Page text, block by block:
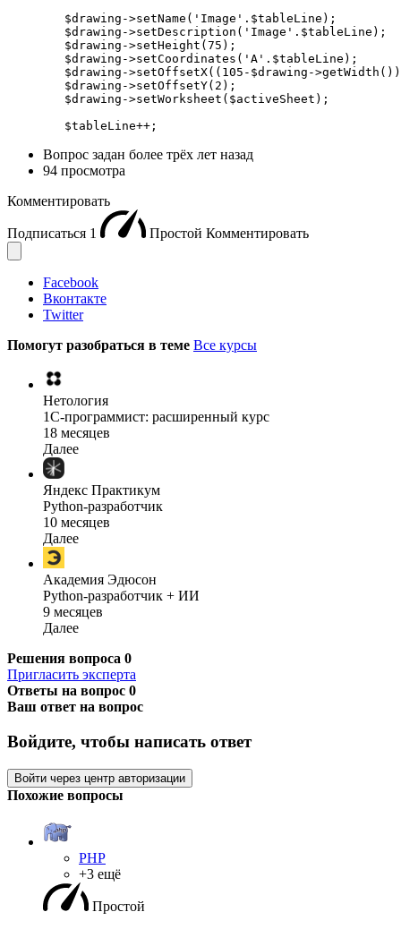
        $drawing->setName('Image'.$tableLine);
        $drawing->setDescription('Image'.$tableLine);
        $drawing->setHeight(75);
        $drawing->setCoordinates('A'.$tableLine);
$drawing->setOffsetX((105-$drawing-
        $drawing->setOffsetY(2);
        $drawing->setWorksheet($activeSheet);
        $tableLine++;
Вопрос задан более трёх лет назад
94 просмотра
Комментировать
Подписаться 1 Простой Комментировать
Facebook
Вконтакте
Twitter
Помогут разобраться в теме Все курсы
Нетология
1C-программист: расширенный курс
18 месяцев
Далее
Яндекс Практикум
Python-разработчик
10 месяцев
Далее
Академия Эдюсон
Python-разработчик + ИИ
9 месяцев
Далее
Решения вопроса 0
Пригласить эксперта
Ответы на вопрос 0
Ваш ответ на вопрос
Войдите, чтобы написать ответ
Войти через центр авторизации
Похожие вопросы
PHP
+3 ещё
Простой